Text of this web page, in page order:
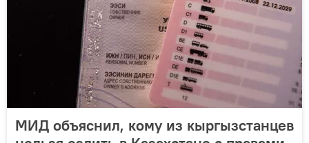
МИД объяснил, кому из кыргызстанцев